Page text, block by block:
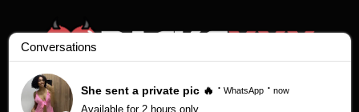
contenido
Buscar: